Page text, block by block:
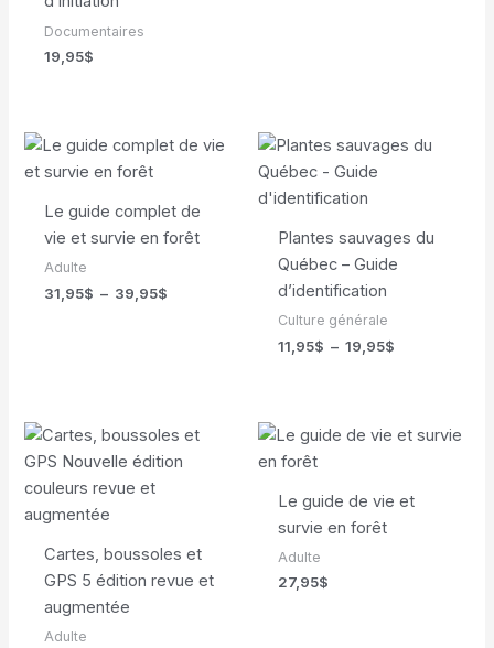
Documentaires
19,95$
Le guide complet de
vie et survie en forêt
Adulte
31,95$ – 39,95$Plage
Plantes sauvages du
Québec – Guide
d’identification
Culture générale
11,95$ – 19,95$Plage
19,95$
Cartes, boussoles et
GPS 5 édition revue et
augmentée
Adulte
Le guide de vie et
survie en forêt
Adulte
27,95$